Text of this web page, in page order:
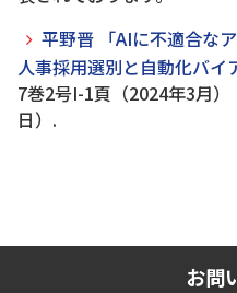
平野晋 「AIに不適合な
人事採用選別と自動化バイ
7巻2号I-1頁（2024年3月
日）.
お問